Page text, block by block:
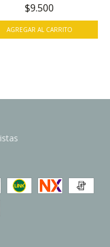
$9.500